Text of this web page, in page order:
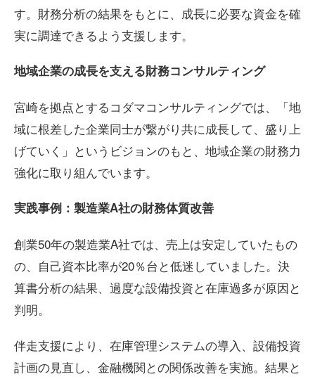
す。財務分析の結果をもとに、成長に必要な資金を確
実に調達できるよう支援します。
地域企業の成長を支える財務コンサルティング
宮崎を拠点とするコダマコンサルティングでは、「地
域に根差した企業同士が繋がり共に成長して、盛り上
げていく」というビジョンのもと、地域企業の財務力
強化に取り組んでいます。
実践事例：製造業A社の財務体質改善
創業50年の製造業A社では、売上は安定していたもの
の、自己資本比率が20％台と低迷していました。決
算書分析の結果、過度な設備投資と在庫過多が原因と
判明。
伴走支援により、在庫管理システムの導入、設備投資
計画の見直し、金融機関との関係改善を実施。結果と